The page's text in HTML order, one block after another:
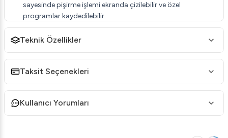
sayesinde pişirme işlemi ekranda çizilebilir ve özel
programlar kaydedilebilir.
pratik temizlik.
DRY.Maxi Teknolojisi: Üç camlı yapı ve nem kontrolü ile
maksimum ürün tutarlılığı, renk ve çıtırlık sağlar.
AIR.Maxi Sistem: Homojen sonuçlar ve daha kısa pişirme
Unox Cheftop Plus Combi Fırın 7 GN 1/1 Kapasiteli
Teknik Özellikler
Taksit Seçenekleri
Kullanıcı Yorumları